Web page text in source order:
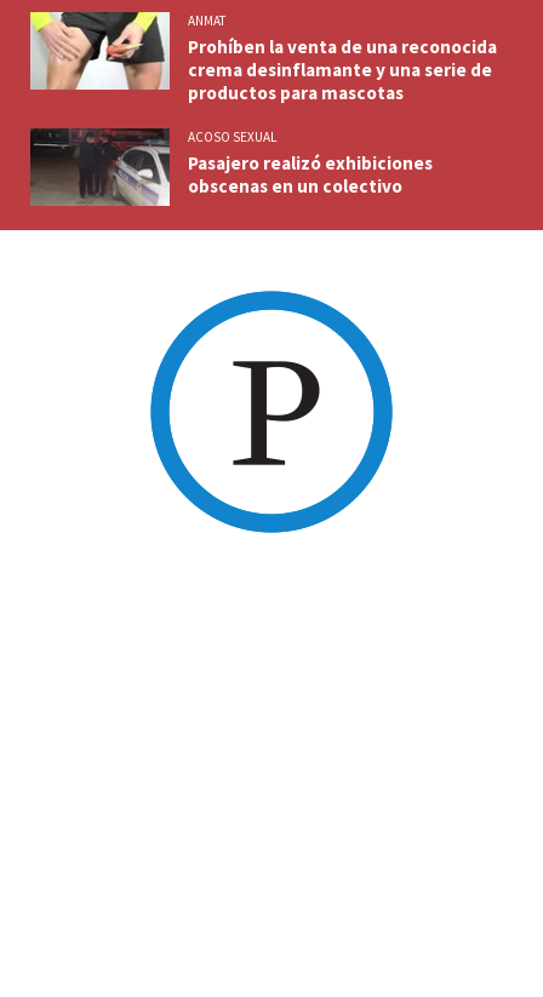
ANMAT
Prohíben la venta de una reconocida
crema desinflamante y una serie de
productos para mascotas
ACOSO SEXUAL
Pasajero realizó exhibiciones
obscenas en un colectivo